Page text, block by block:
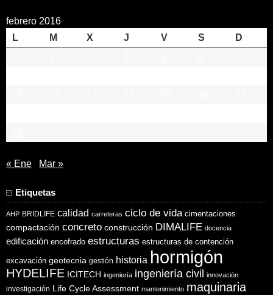
febrero 2016
L
M X J V S
D
« Ene Mar »
Etiquetas
AHP BRIDLIFE calidad carreteras ciclo de vida cimentaciones
compactación concreto construcción DIMALIFE docencia
edificación encofrado estructuras estructuras de contención
excavación geotecnia gestión historia hormigón
HYDELIFE ICITECH ingeniería ingeniería civil innovación
investigación Life Cycle Assessment mantenimiento maquinaria